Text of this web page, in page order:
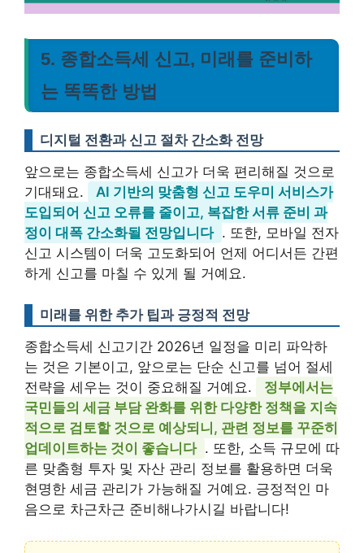
5. 종합소득세 신고, 미래를 준비하
는 똑똑한 방법
디지털 전환과 신고 절차 간소화 전망
앞으로는 종합소득세 신고가 더욱 편리해질 것으로
기대돼요.
AI 기반의 맞춤형 신고 도우미 서비스가
도입되어 신고 오류를 줄이고, 복잡한 서류 준비 과
정이 대폭 간소화될 전망입니다 . 또한, 모바일 전자
신고 시스템이 더욱 고도화되어 언제 어디서든 간편
하게 신고를 마칠 수 있게 될 거예요.
미래를 위한 추가 팁과 긍정적 전망
종합소득세 신고기간 2026년 일정을 미리 파악하
는 것은 기본이고, 앞으로는 단순 신고를 넘어 절세
전략을 세우는 것이 중요해질 거예요.
정부에서는
국민들의 세금 부담 완화를 위한 다양한 정책을 지속
적으로 검토할 것으로 예상되니, 관련 정보를 꾸준히
업데이트하는 것이 좋습니다 . 또한, 소득 규모에 따
른 맞춤형 투자 및 자산 관리 정보를 활용하면 더욱
현명한 세금 관리가 가능해질 거예요. 긍정적인 마
음으로 차근차근 준비해나가시길 바랍니다!